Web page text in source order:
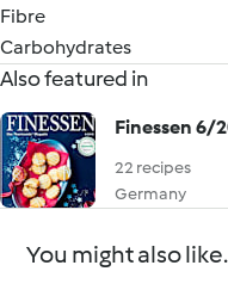
Fibre
Carbohydrates
Also featured in
Finessen 6/
22 recipes
Germany
You might also